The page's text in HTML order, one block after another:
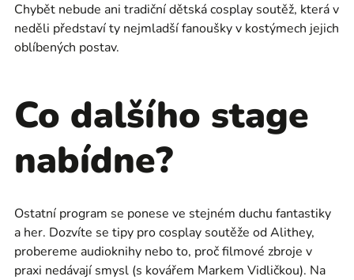
Chybět nebude ani tradiční dětská cosplay soutěž, která v
neděli představí ty nejmladší fanoušky v kostýmech jejich
oblíbených postav.
Co dalšího stage
nabídne?
Ostatní program se ponese ve stejném duchu fantastiky
a her. Dozvíte se tipy pro cosplay soutěže od Alithey,
probereme audioknihy nebo to, proč filmové zbroje v
praxi nedávají smysl (s kovářem Markem Vidličkou). Na